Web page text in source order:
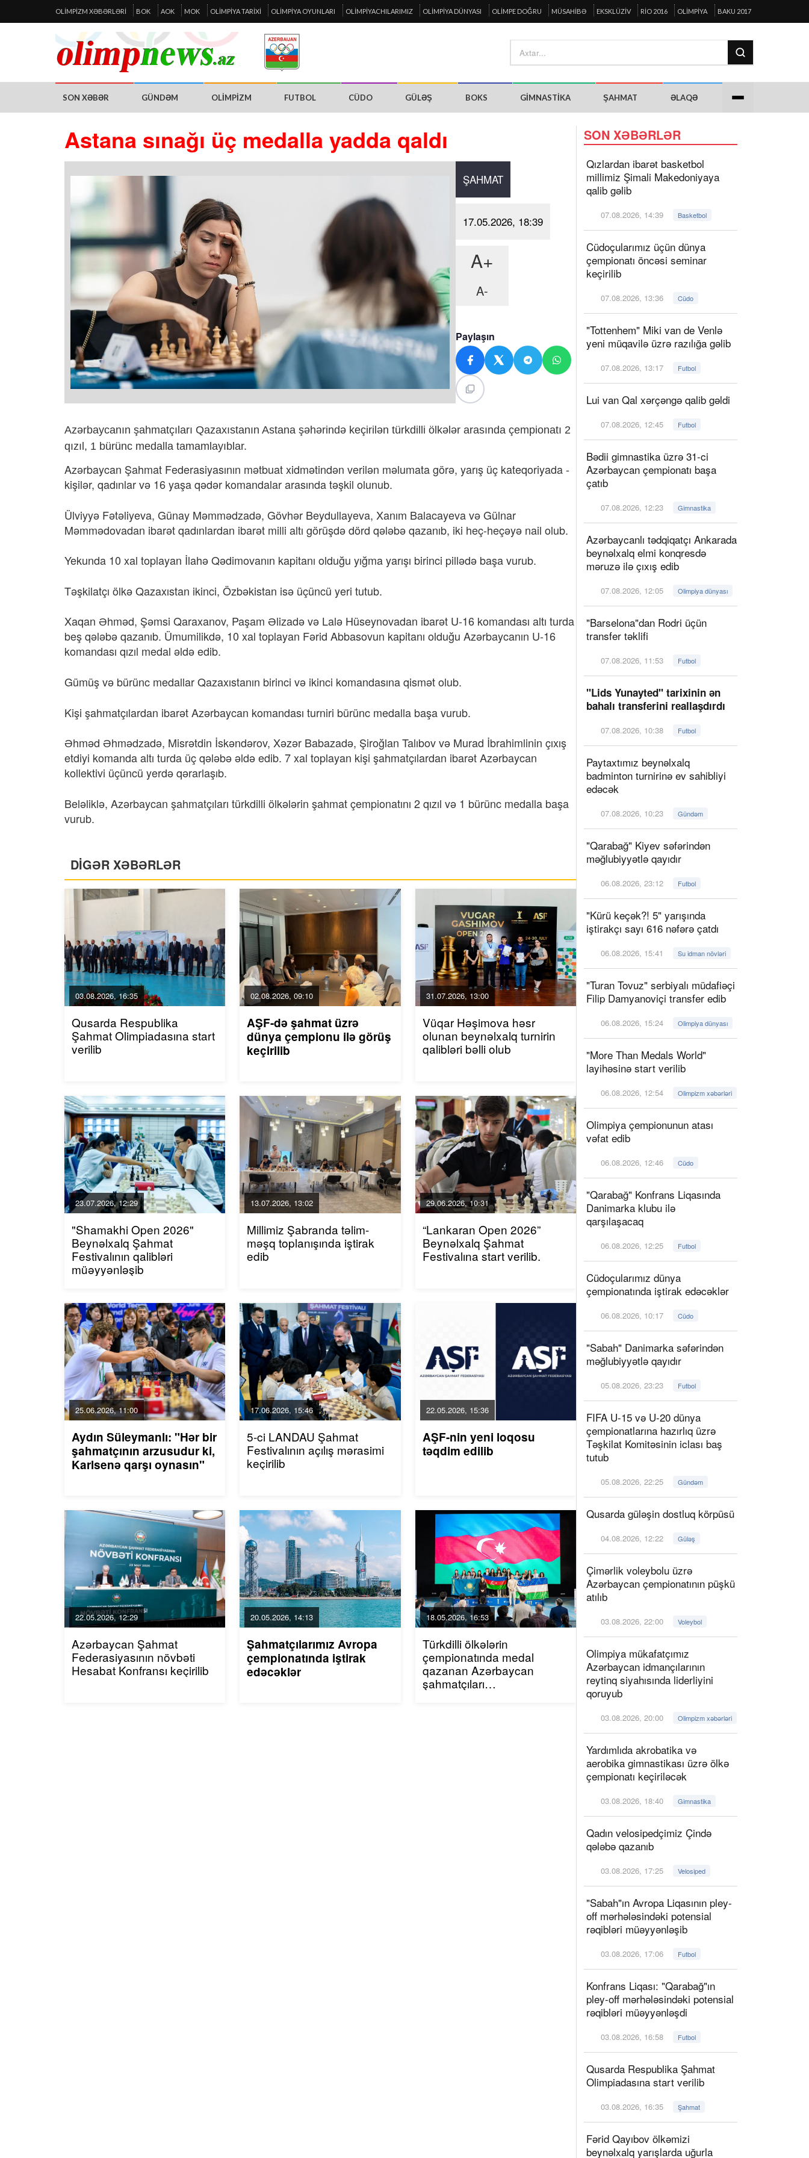
OLIMPIZM XƏBƏRLƏRI BOK AOK MOK OLIMPIYA TARIXI OLIMPIYA OYUNLARI OLIMPIYACHILARIMIZ OLIMPIYA DÜNYASI OLIMPE DOĞRU MÜSAHIBƏ EKSKLÜZIV RIO 2016 OLIMPIYA BAKU 2017
SON XƏBƏR GÜNDƏM OLIMPIZM FUTBOL CÜDO GÜLƏŞ BOKS GIMNASTIKA ŞAHMAT ƏLAQƏ
Astana sınağı üç medalla yadda qaldı
ŞAHMAT
17.05.2026, 18:39
A+
A-
Paylaşın
Azərbaycanın şahmatçıları Qazaxıstanın Astana şəhərində keçirilən türkdilli ölkələr arasında çempionatı 2
qızıl, 1 bürünc medalla tamamlayıblar.
Azərbaycan Şahmat Federasiyasının mətbuat xidmətindən verilən məlumata görə, yarış üç kateqoriyada -
kişilər, qadınlar və 16 yaşa qədər komandalar arasında təşkil olunub.
Ülviyyə Fətəliyeva, Günay Məmmədzadə, Gövhər Beydullayeva, Xanım Balacayeva və Gülnar
Məmmədovadan ibarət qadınlardan ibarət milli altı görüşdə dörd qələbə qazanıb, iki heç-heçəyə nail olub.
Yekunda 10 xal toplayan İlahə Qədimovanın kapitanı olduğu yığma yarışı birinci pillədə başa vurub.
Təşkilatçı ölkə Qazaxıstan ikinci, Özbəkistan isə üçüncü yeri tutub.
Xaqan Əhməd, Şəmsi Qaraxanov, Paşam Əlizadə və Lalə Hüseynovadan ibarət U-16 komandası altı turda
beş qələbə qazanıb. Ümumilikdə, 10 xal toplayan Fərid Abbasovun kapitanı olduğu Azərbaycanın U-16
komandası qızıl medal əldə edib.
Gümüş və bürünc medallar Qazaxıstanın birinci və ikinci komandasına qismət olub.
Kişi şahmatçılardan ibarət Azərbaycan komandası turniri bürünc medalla başa vurub.
Əhməd Əhmədzadə, Misrətdin İskəndərov, Xəzər Babazadə, Şiroğlan Talıbov və Murad İbrahimlinin çıxış
etdiyi komanda altı turda üç qələbə əldə edib. 7 xal toplayan kişi şahmatçılardan ibarət Azərbaycan
kollektivi üçüncü yerdə qərarlaşıb.
Beləliklə, Azərbaycan şahmatçıları türkdilli ölkələrin şahmat çempionatını 2 qızıl və 1 bürünc medalla başa
vurub.
DİGƏR XƏBƏRLƏR
03.08.2026, 16:35
Qusarda Respublika
Şahmat Olimpiadasına start
verilib
02.08.2026, 09:10
AŞF-də şahmat üzrə
dünya çempionu ilə görüş
keçirilib
31.07.2026, 13:00
Vüqar Həşimova həsr
olunan beynəlxalq turnirin
qalibləri bəlli olub
23.07.2026, 12:29
"Shamakhi Open 2026"
Beynəlxalq Şahmat
Festivalının qalibləri
müəyyənləşib
13.07.2026, 13:02
Millimiz Şabranda təlim-
məşq toplanışında iştirak
edib
29.06.2026, 10:31
“Lankaran Open 2026”
Beynəlxalq Şahmat
Festivalına start verilib.
25.06.2026, 11:00
Aydın Süleymanlı: "Hər bir
şahmatçının arzusudur ki,
Karlsenə qarşı oynasın"
17.06.2026, 15:46
5-ci LANDAU Şahmat
Festivalının açılış mərasimi
keçirilib
22.05.2026, 15:36
AŞF-nin yeni loqosu
təqdim edilib
22.05.2026, 12:29
Azərbaycan Şahmat
Federasiyasının növbəti
Hesabat Konfransı keçirilib
20.05.2026, 14:13
Şahmatçılarımız Avropa
çempionatında iştirak
edəcəklər
18.05.2026, 16:53
Türkdilli ölkələrin
çempionatında medal
qazanan Azərbaycan
şahmatçıları
SON XƏBƏRLƏR
Qızlardan ibarət basketbol
millimiz Şimali Makedoniyaya
qalib gəlib
07.08.2026, 14:39 Basketbol
Cüdoçularımız üçün dünya
çempionatı öncəsi seminar
keçirilib
07.08.2026, 13:36 Cüdo
"Tottenhem" Miki van de Venlə
yeni müqavilə üzrə razılığa gəlib
07.08.2026, 13:17 Futbol
Lui van Qal xərçəngə qalib gəldi
07.08.2026, 12:45 Futbol
Bədii gimnastika üzrə 31-ci
Azərbaycan çempionatı başa
çatıb
07.08.2026, 12:23 Gimnastika
Azərbaycanlı tədqiqatçı Ankarada
beynəlxalq elmi konqresdə
məruzə ilə çıxış edib
07.08.2026, 12:05 Olimpiya dünyası
"Barselona"dan Rodri üçün
transfer təklifi
07.08.2026, 11:53 Futbol
"Lids Yunayted" tarixinin ən
bahalı transferini reallaşdırdı
07.08.2026, 10:38 Futbol
Paytaxtımız beynəlxalq
badminton turnirinə ev sahibliyi
edəcək
07.08.2026, 10:23 Gündəm
"Qarabağ" Kiyev səfərindən
məğlubiyyətlə qayıdır
06.08.2026, 23:12 Futbol
"Kürü keçək?! 5" yarışında
iştirakçı sayı 616 nəfərə çatdı
06.08.2026, 15:41 Su idman növləri
"Turan Tovuz" serbiyalı müdafiəçi
Filip Damyanoviçi transfer edib
06.08.2026, 15:24 Olimpiya dünyası
"More Than Medals World"
layihəsinə start verilib
06.08.2026, 12:54 Olimpizm xəbərləri
Olimpiya çempionunun atası
vəfat edib
06.08.2026, 12:46 Cüdo
"Qarabağ" Konfrans Liqasında
Danimarka klubu ilə
qarşılaşacaq
06.08.2026, 12:25 Futbol
Cüdoçularımız dünya
çempionatında iştirak edəcəklər
06.08.2026, 10:17 Cüdo
"Sabah" Danimarka səfərindən
məğlubiyyətlə qayıdır
05.08.2026, 23:23 Futbol
FIFA U-15 və U-20 dünya
çempionatlarına hazırlıq üzrə
Təşkilat Komitəsinin iclası baş
tutub
05.08.2026, 22:25 Gündəm
Qusarda güləşin dostluq körpüsü
04.08.2026, 12:22 Güləş
Çimərlik voleybolu üzrə
Azərbaycan çempionatının püşkü
atılıb
03.08.2026, 22:00 Voleybol
Olimpiya mükafatçımız
Azərbaycan idmançılarının
reytinq siyahısında liderliyini
qoruyub
03.08.2026, 20:00 Olimpizm xəbərləri
Yardımlıda akrobatika və
aerobika gimnastikası üzrə ölkə
çempionatı keçiriləcək
03.08.2026, 18:40 Gimnastika
Qadın velosipedçimiz Çində
qələbə qazanıb
03.08.2026, 17:25 Velosiped
"Sabah"ın Avropa Liqasının pley-
off mərhələsindəki potensial
rəqibləri müəyyənləşib
03.08.2026, 17:06 Futbol
Konfrans Liqası: "Qarabağ"ın
pley-off mərhələsindəki potensial
rəqibləri müəyyənləşdi
03.08.2026, 16:58 Futbol
Qusarda Respublika Şahmat
Olimpiadasına start verilib
03.08.2026, 16:35 Şahmat
Fərid Qayıbov ölkəmizi
beynəlxalq yarışlarda uğurla